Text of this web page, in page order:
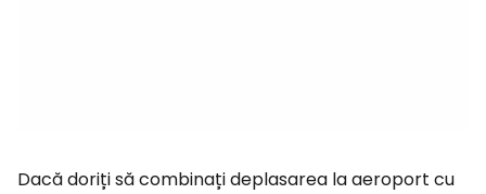
Dacă doriți să combinați deplasarea la aeroport cu